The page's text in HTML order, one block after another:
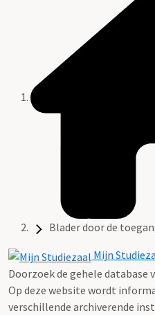
Blader door de
Mijn
Doorzoek de gehele database
Op deze website wordt
verschillende archiverende